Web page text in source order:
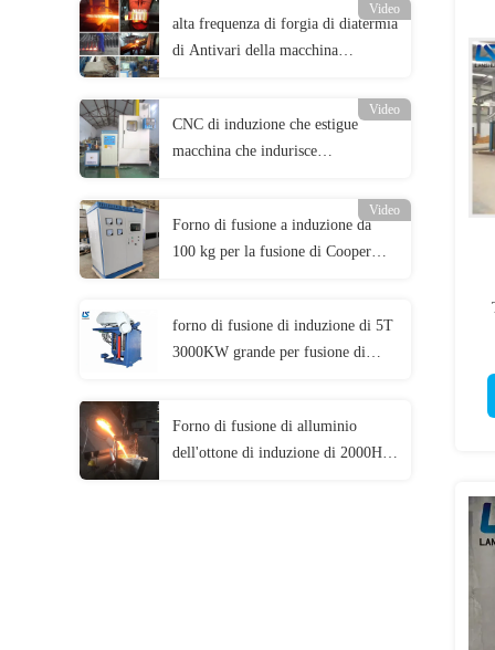
Video
alta frequenza di forgia di diatermia
di Antivari della macchina
Video
CNC di induzione che estigue
macchina che indurisce
Video
Forno di fusione a induzione da
100 kg per la fusione di Cooper
forno di fusione di induzione di 5T
3000KW grande per fusione di
Forno di fusione di alluminio
dell'ottone di induzione di 2000HZ